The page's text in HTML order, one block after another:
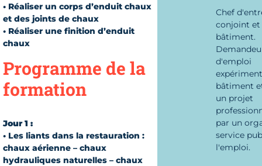
• Réaliser un corps d’enduit chaux
et des joints de chaux
• Réaliser une finition d’enduit
chaux
Programme de la
formation
Jour 1 :
• Les liants dans la restauration :
chaux aérienne – chaux
hydrauliques naturelles – chaux
Chef
conjoint et
bâtiment.
d'emploi
bâtiment
un projet
par un
service
l'emploi.